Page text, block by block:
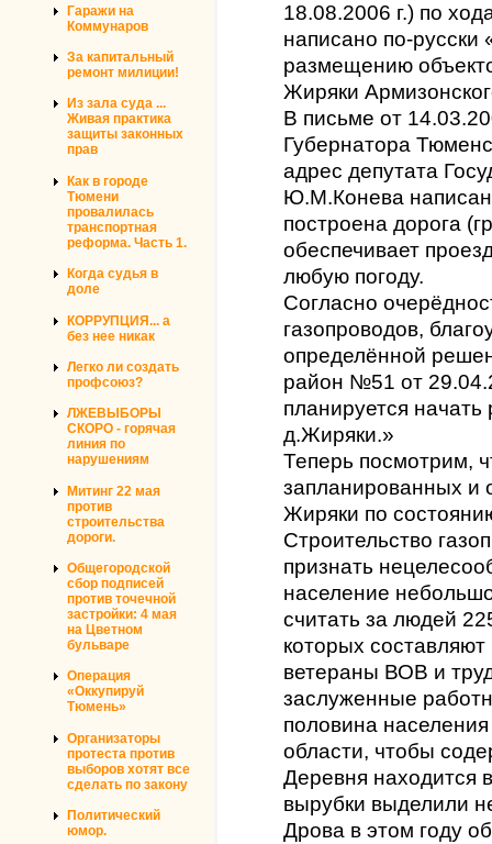
Гаражи на
Коммунаров
За капитальный
ремонт милиции!
Из зала суда ...
Живая практика
защиты законных
прав
Как в городе
Тюмени
провалилась
транспортная
реформа. Часть 1.
Когда судья в
доле
КОРРУПЦИЯ... а
без нее никак
Легко ли создать
профсоюз?
ЛЖЕВЫБОРЫ
СКОРО - горячая
линия по
нарушениям
Митинг 22 мая
против
строительства
дороги.
Общегородской
сбор подписей
против точечной
застройки: 4 мая
на Цветном
бульваре
Операция
«Оккупируй
Тюмень»
Организаторы
протеста против
выборов хотят все
сделать по закону
Политический
юмор.
18.08.2006 г.) по
написано по-русски
размещению
Жиряки
В письме от
Губернатора
адрес депутата
Ю.М.Конева
построена дорога
обеспечивает
любую погоду.
Согласно
газопроводов,
определённой
район №51 от
планируется начать
д.Жиряки.»
Теперь посмотрим,
запланированных и
Жиряки по
Строительство
признать
население
считать за людей
которых
ветераны ВОВ и
заслуженные
половина
области, чтобы
Деревня находится
вырубки выделили
Дрова в этом году